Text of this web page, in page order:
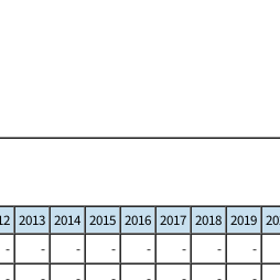
2013 2014 2015 2016 2017 2018 2019
- - - - - - - -